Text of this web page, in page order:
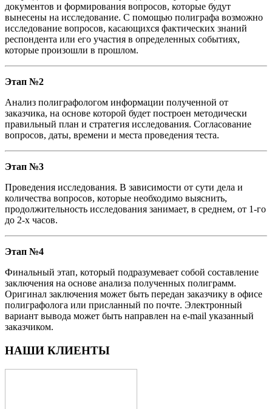
документов и формирования вопросов, которые будут
вынесены на исследование. С помощью полиграфа возможно
исследование вопросов, касающихся фактических знаний
респондента или его участия в определенных событиях,
которые произошли в прошлом.
Этап №2
Анализ полиграфологом информации полученной от
заказчика, на основе которой будет построен методически
правильный план и стратегия исследования. Согласование
вопросов, даты, времени и места проведения теста.
Этап №3
Проведения исследования. В зависимости от сути дела и
количества вопросов, которые необходимо выяснить,
продолжительность исследования занимает, в среднем, от 1-го
до 2-х часов.
Этап №4
Финальный этап, который подразумевает собой составление
заключения на основе анализа полученных полиграмм.
Оригинал заключения может быть передан заказчику в офисе
полиграфолога или присланный по почте. Электронный
вариант вывода может быть направлен на e-mail указанный
заказчиком.
НАШИ КЛИЕНТЫ